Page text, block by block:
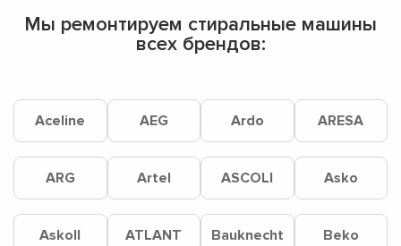
Мы ремонтируем стиральные машины
всех брендов:
Aceline AEG Ardo ARESA
ARG Artel ASCOLI Asko
Askoll ATLANT Bauknecht Beko